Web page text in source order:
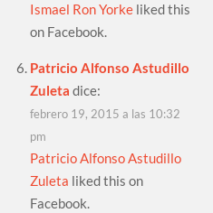
Ismael Ron Yorke liked this
on Facebook.
Patricio Alfonso Astudillo
Zuleta dice:
febrero 19, 2015 a las 10:32
pm
Patricio Alfonso Astudillo
Zuleta liked this on
Facebook.